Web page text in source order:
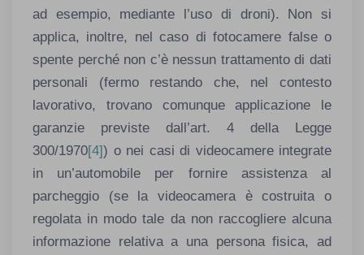
ad esempio, mediante l’uso di droni). Non si
applica, inoltre, nel caso di fotocamere false o
spente perché non c’è nessun trattamento di dati
personali (fermo restando che, nel contesto
lavorativo, trovano comunque applicazione le
garanzie previste dall’art. 4 della Legge
300/1970[4]) o nei casi di videocamere integrate
in un’automobile per fornire assistenza al
parcheggio (se la videocamera è costruita o
regolata in modo tale da non raccogliere alcuna
informazione relativa a una persona fisica, ad